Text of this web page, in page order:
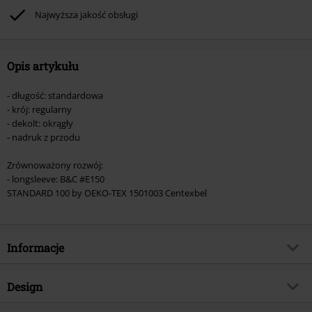
Rammstein, (Till) Lindemann, Böhse Onkelz, Broilers, Die Ärzte, Die Toten
Hosen, Metality oraz artykułów z donacją w cenie.
Najwyższa jakość obsługi
Opis artykułu
- długość: standardowa
- krój: regularny
- dekolt: okrągły
- nadruk z przodu
Zrównoważony rozwój:
- longsleeve: B&C #E150
STANDARD 100 by OEKO-TEX 1501003 Centexbel
Informacje
Numer artykułu
Design